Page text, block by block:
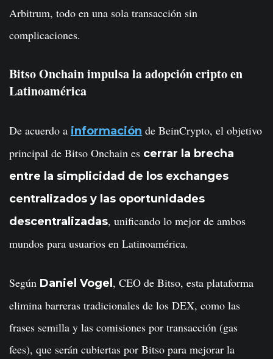
Arbitrum, todo en una sola transacción sin
complicaciones.
Bitso Onchain impulsa la adopción cripto en
Latinoamérica
De acuerdo a información de BeinCrypto, el objetivo
principal de Bitso Onchain es cerrar la brecha
entre la simplicidad de los exchanges
centralizados y las oportunidades
descentralizadas, unificando lo mejor de ambos
mundos para usuarios en Latinoamérica.
Según Daniel Vogel , CEO de Bitso, esta plataforma
elimina barreras tradicionales de los DEX, como las
frases semilla y las comisiones por transacción (gas
fees), que serán cubiertas por Bitso para mejorar la